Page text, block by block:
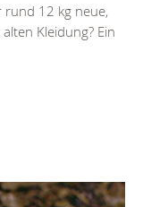
rund 12 kg neue,
Kleidung? Ein